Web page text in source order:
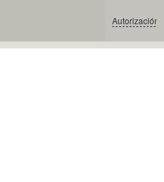
Autorización